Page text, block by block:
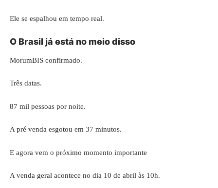
Ele se espalhou em tempo real.
O Brasil já está no meio disso
MorumBIS confirmado.
Três datas.
87 mil pessoas por noite.
A pré venda esgotou em 37 minutos.
E agora vem o próximo momento importante
A venda geral acontece no dia 10 de abril às 10h.